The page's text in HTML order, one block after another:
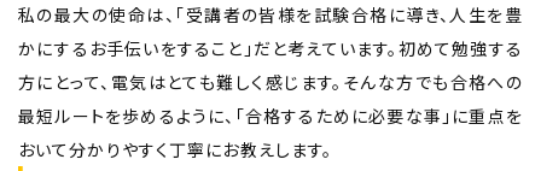
私の最大の使命は、「受講者の皆様を試験合格に導き、人生を豊
かにするお手伝いをすること」だと考えています。初めて勉強する
方にとって、電気はとても難しく感じます。そんな方でも合格への
最短ルートを歩めるように、「合格するために必要な事」に重点を
おいて分かりやすく丁寧にお教えします。